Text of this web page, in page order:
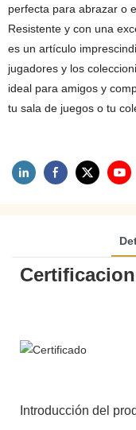
perfecta para abrazar o
Resistente y con una
es un artículo
jugadores y los
ideal para amigos y
tu sala de juegos o tu
Introducción del